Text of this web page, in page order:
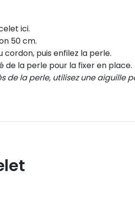
ici.
50 cm.
puis enfilez la perle.
la perle pour la fixer en place.
de la perle, utilisez une aiguille